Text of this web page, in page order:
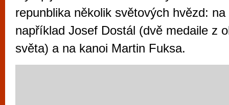
repunblika několik světových hvězd:
například Josef Dostál (dvě medaile z
světa) a na kanoi Martin Fuksa.
vyzkoušet různé kasinové hry. V
metropoli naleznete širokou nabídku her
po moderní automaty jak pro pravidelné
příležitostné hráče. V...